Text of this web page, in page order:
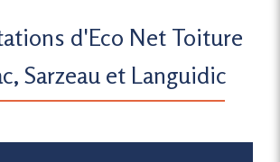
d'Eco Net Toiture
Sarzeau et Languidic